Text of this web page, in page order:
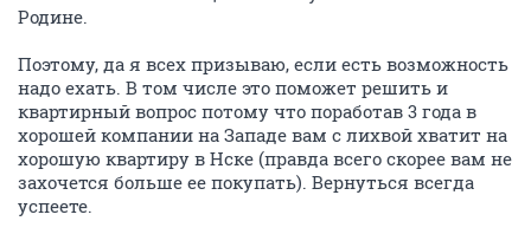
Родине.
Поэтому, да я всех призываю, если есть возможность
надо ехать. В том числе это поможет решить и
квартирный вопрос потому что поработав 3 года в
хорошей компании на Западе вам с лихвой хватит на
хорошую квартиру в Нске (правда всего скорее вам не
захочется больше ее покупать). Вернуться всегда
успеете.